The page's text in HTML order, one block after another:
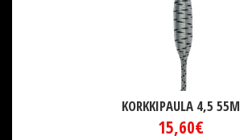
KORKKIPAULA 4,5 55M
15,60€